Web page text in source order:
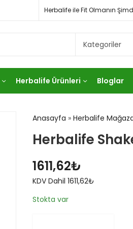
Herbalife ile Fit Olmanın
Herbalife Ürünleri Bloglar
Anasayfa » Herbalife
Herbalife
1611,62₺
KDV Dahil 1611,62₺
Stokta var